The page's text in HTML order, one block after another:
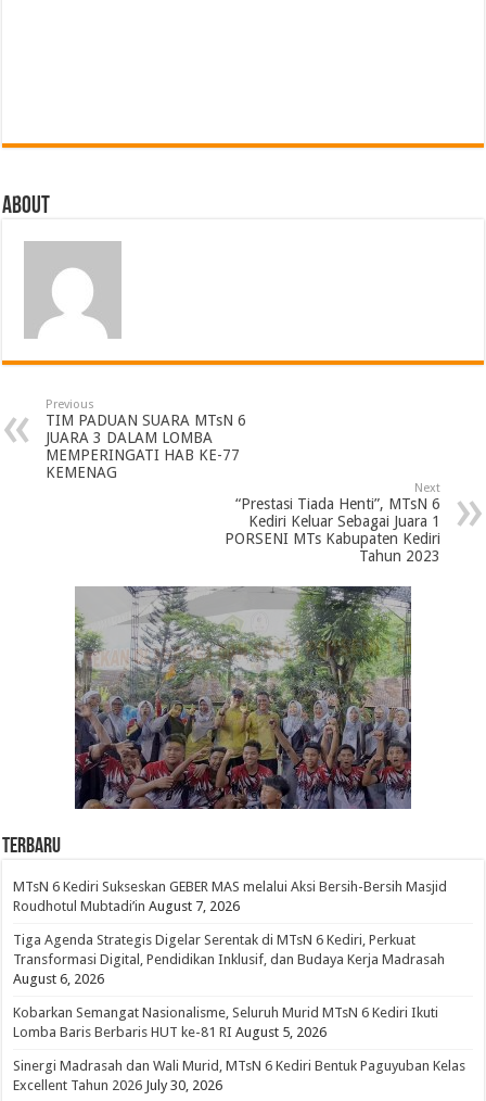
About
Previous
TIM PADUAN SUARA MTsN 6
JUARA 3 DALAM LOMBA
MEMPERINGATI HAB KE-77
KEMENAG
Next
“Prestasi Tiada Henti”, MTsN 6
Kediri Keluar Sebagai Juara 1
PORSENI MTs Kabupaten Kediri
Tahun 2023
Terbaru
MTsN 6 Kediri Sukseskan GEBER MAS melalui Aksi Bersih-Bersih Masjid
Roudhotul Mubtadi’in August 7, 2026
Tiga Agenda Strategis Digelar Serentak di MTsN 6 Kediri, Perkuat
Transformasi Digital, Pendidikan Inklusif, dan Budaya Kerja Madrasah
August 6, 2026
Kobarkan Semangat Nasionalisme, Seluruh Murid MTsN 6 Kediri Ikuti
Lomba Baris Berbaris HUT ke-81 RI August 5, 2026
Sinergi Madrasah dan Wali Murid, MTsN 6 Kediri Bentuk Paguyuban Kelas
Excellent Tahun 2026 July 30, 2026